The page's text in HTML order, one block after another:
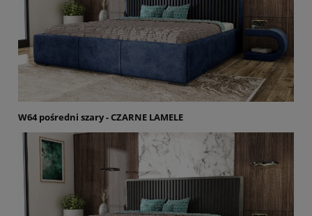
W64 pośredni szary - CZARNE LAMELE